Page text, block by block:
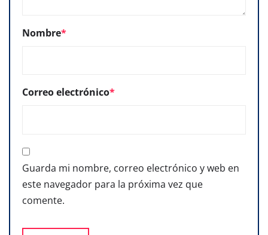
Nombre*
Correo electrónico*
Guarda mi nombre, correo electrónico y web en
este navegador para la próxima vez que
comente.